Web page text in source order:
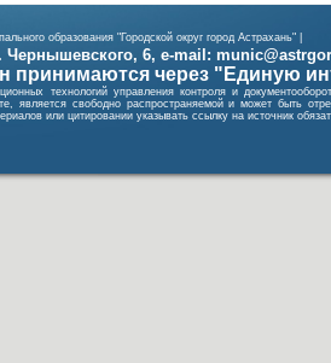
образования "Городской округ город Астрахань" |
Чернышевского, 6, e-mail:
принимаются через "Единую
технологий управления контроля и
является свободно распространяемой и может быть
или цитировании указывать ссылку на источник